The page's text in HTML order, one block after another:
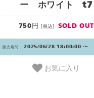
ー ホワイト t7
750円[税込] SOLD OUT
販売期間 2025/06/28 18:00:00 〜
お気に入り